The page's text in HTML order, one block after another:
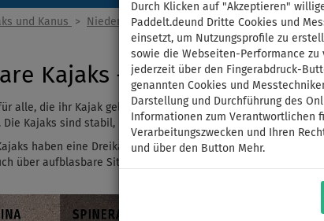
Durch Klicken auf "Akzeptieren"
Paddelt.deund Dritte Cookies und
einsetzt, um Nutzungsprofile zu
sowie die Webseiten-Performance
jederzeit über den Fingerabdruck-
genannten Cookies und
Darstellung und Durchführung des
Informationen zum Verantwortlichen
Verarbeitungszwecken und Ihren
und über den Button Mehr.
und Kanus > Niederdruck
Kajaks - Niederdruck
alle, die ihr Kajak gelegentlich für das Freizeitpaddeln
Kajaks sind stabil, leicht zu handhaben und vor allem für
haben eine Dreikammerkonstruktion – zwei
über aufblasbare Sitze. Es handelt sich um leichte